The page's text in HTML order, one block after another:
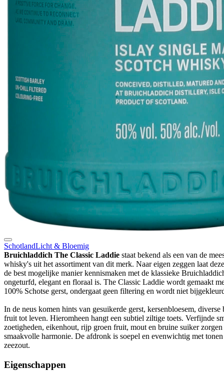
SchotlandLicht & Bloemig
Bruichladdich The Classic Laddie staat bekend als een van de
whisky's uit het assortiment van dit merk. Naar eigen zeggen laat
de best mogelijke manier kennismaken met de klassieke
ongeturfd, elegant en floraal is. The Classic Laddie wordt gemaakt
100% Schotse gerst, ondergaat geen filtering en wordt niet
In de neus komen hints van gesuikerde gerst, kersenbloesem, diverse
fruit tot leven. Hieromheen hangt een subtiel ziltige toets. Verfijnde
zoetigheden, eikenhout, rijp groen fruit, mout en bruine suiker
smaakvolle harmonie. De afdronk is soepel en evenwichtig met
zeezout.
Eigenschappen